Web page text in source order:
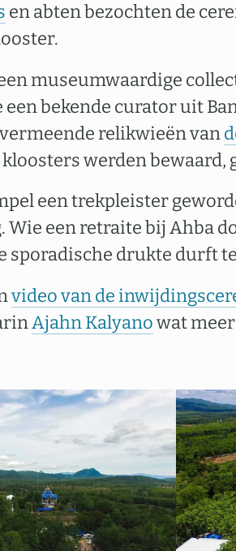
en abten bezochten de
museumwaardige
bekende curator uit
relikwieën van
werden bewaard,
een trekpleister
Wie een retraite bij Ahba
sporadische drukte durft
video van de
Ajahn Kalyanowat